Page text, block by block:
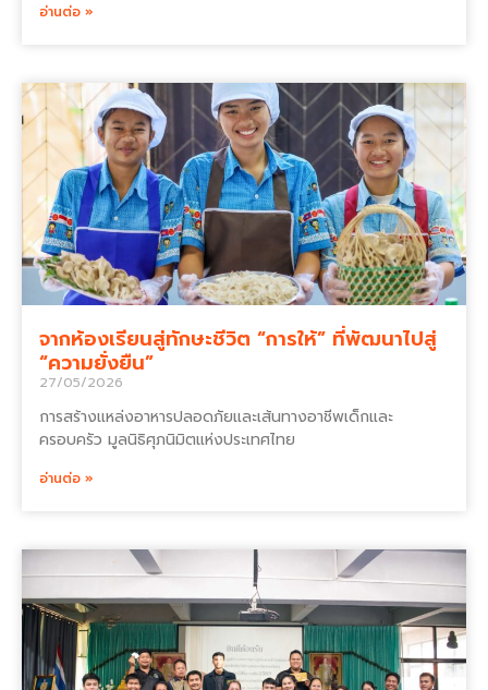
อ่านต่อ »
จากห้องเรียนสู่ทักษะชีวิต “การให้” ที่พัฒนาไปสู่
“ความยั่งยืน”
27/05/2026
การสร้างแหล่งอาหารปลอดภัยและเส้นทางอาชีพเด็กและ
ครอบครัว มูลนิธิศุภนิมิตแห่งประเทศไทย
อ่านต่อ »